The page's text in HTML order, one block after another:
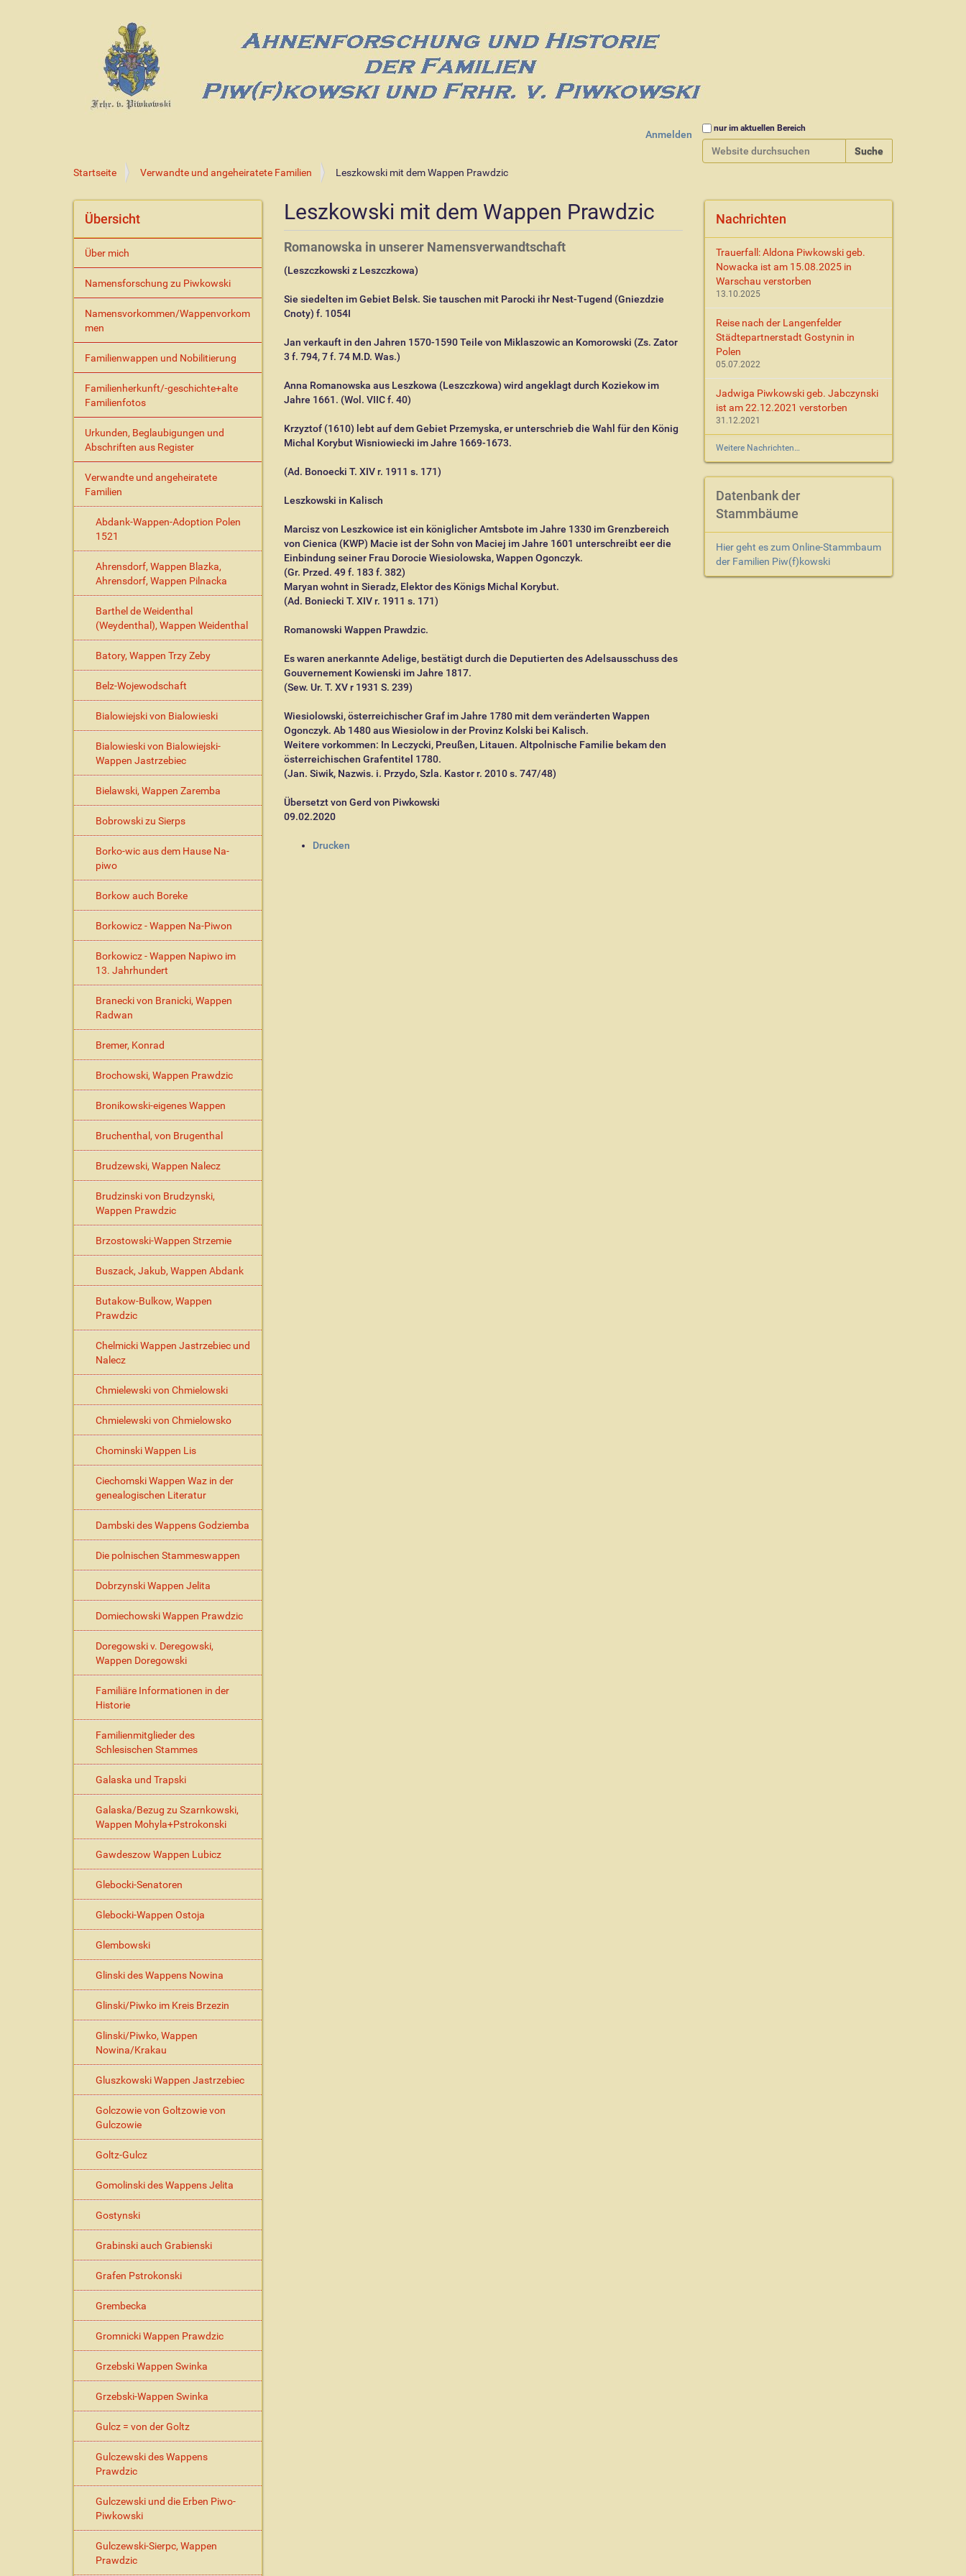
Website durchsuchen
nur im aktuellen Bereich
Anmelden
S
e
h
e
Startseite Verwandte und angeheiratete Familien Leszkowski mit dem Wappen Prawdzic
Leszkowski mit dem Wappen Prawdzic
Romanowska in unserer Namensverwandtschaft
(Leszczkowski z Leszczkowa)
Sie siedelten im Gebiet Belsk. Sie tauschen mit Parocki ihr Nest-Tugend (Gniezdzie
Cnoty) f. 1054I
Jan verkauft in den Jahren 1570-1590 Teile von Miklaszowic an Komorowski (Zs. Zator
3 f. 794, 7 f. 74 M.D. Was.)
Anna Romanowska aus Leszkowa (Leszczkowa) wird angeklagt durch Koziekow im
Jahre 1661. (Wol. VIIC f. 40)
Krzyztof (1610) lebt auf dem Gebiet Przemyska, er unterschrieb die Wahl für den König
Michal Korybut Wisniowiecki im Jahre 1669-1673.
(Ad. Bonoecki T. XIV r. 1911 s. 171)
Leszkowski in Kalisch
Marcisz von Leszkowice ist ein königlicher Amtsbote im Jahre 1330 im Grenzbereich
von Cienica (KWP) Macie ist der Sohn von Maciej im Jahre 1601 unterschreibt eer die
Einbindung seiner Frau Dorocie Wiesiolowska, Wappen Ogonczyk.
(Gr. Przed. 49 f. 183 f. 382)
Maryan wohnt in Sieradz, Elektor des Königs Michal Korybut.
(Ad. Boniecki T. XIV r. 1911 s. 171)
Romanowski Wappen Prawdzic.
Es waren anerkannte Adelige, bestätigt durch die Deputierten des Adelsausschuss des
Gouvernement Kowienski im Jahre 1817.
(Sew. Ur. T. XV r 1931 S. 239)
Wiesiolowski, österreichischer Graf im Jahre 1780 mit dem veränderten Wappen
Ogonczyk. Ab 1480 aus Wiesiolow in der Provinz Kolski bei Kalisch.
Weitere vorkommen: In Leczycki, Preußen, Litauen. Altpolnische Familie bekam den
österreichischen Grafentitel 1780.
(Jan. Siwik, Nazwis. i. Przydo, Szla. Kastor r. 2010 s. 747/48)
Übersetzt von Gerd von Piwkowski
09.02.2020
Drucken
Übersicht
Über mich
Namensforschung zu Piwkowski
Namensvorkommen/Wappenvorkom
men
Familienwappen und Nobilitierung
Familienherkunft/-geschichte+alte
Familienfotos
Urkunden, Beglaubigungen und
Abschriften aus Register
Verwandte und angeheiratete
Familien
Abdank-Wappen-Adoption Polen
1521
Ahrensdorf, Wappen Blazka,
Ahrensdorf, Wappen Pilnacka
Barthel de Weidenthal
(Weydenthal), Wappen Weidenthal
Batory, Wappen Trzy Zeby
Belz-Wojewodschaft
Bialowiejski von Bialowieski
Bialowieski von Bialowiejski-
Wappen Jastrzebiec
Bielawski, Wappen Zaremba
Bobrowski zu Sierps
Borko-wic aus dem Hause Na-
piwo
Borkow auch Boreke
Borkowicz - Wappen Na-Piwon
Borkowicz - Wappen Napiwo im
13. Jahrhundert
Branecki von Branicki, Wappen
Radwan
Bremer, Konrad
Brochowski, Wappen Prawdzic
Bronikowski-eigenes Wappen
Bruchenthal, von Brugenthal
Brudzewski, Wappen Nalecz
Brudzinski von Brudzynski,
Wappen Prawdzic
Brzostowski-Wappen Strzemie
Buszack, Jakub, Wappen Abdank
Butakow-Bulkow, Wappen
Prawdzic
Chelmicki Wappen Jastrzebiec und
Nalecz
Chmielewski von Chmielowski
Chmielewski von Chmielowsko
Chominski Wappen Lis
Ciechomski Wappen Waz in der
genealogischen Literatur
Dambski des Wappens Godziemba
Die polnischen Stammeswappen
Dobrzynski Wappen Jelita
Domiechowski Wappen Prawdzic
Doregowski v. Deregowski,
Wappen Doregowski
Familiäre Informationen in der
Historie
Familienmitglieder des
Schlesischen Stammes
Galaska und Trapski
Galaska/Bezug zu Szarnkowski,
Wappen Mohyla+Pstrokonski
Gawdeszow Wappen Lubicz
Glebocki-Senatoren
Glebocki-Wappen Ostoja
Glembowski
Glinski des Wappens Nowina
Glinski/Piwko im Kreis Brzezin
Glinski/Piwko, Wappen
Nowina/Krakau
Gluszkowski Wappen Jastrzebiec
Golczowie von Goltzowie von
Gulczowie
Goltz-Gulcz
Gomolinski des Wappens Jelita
Gostynski
Grabinski auch Grabienski
Grafen Pstrokonski
Grembecka
Gromnicki Wappen Prawdzic
Grzebski Wappen Swinka
Grzebski-Wappen Swinka
Gulcz = von der Goltz
Gulczewski des Wappens
Prawdzic
Gulczewski und die Erben Piwo-
Piwkowski
Gulczewski-Sierpc, Wappen
Prawdzic
Nachrichten
Trauerfall: Aldona Piwkowski geb.
Nowacka ist am 15.08.2025 in
Warschau verstorben
13.10.2025
Reise nach der Langenfelder
Städtepartnerstadt Gostynin in
Polen
05.07.2022
Jadwiga Piwkowski geb. Jabczynski
ist am 22.12.2021 verstorben
31.12.2021
Weitere Nachrichten…
Datenbank der
Stammbäume
Hier geht es zum Online-Stammbaum
der Familien Piw(f)kowski